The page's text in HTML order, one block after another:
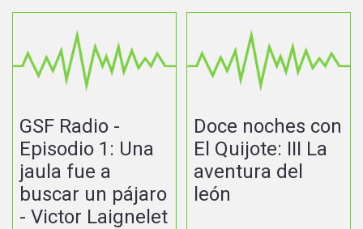
GSF Radio -
Episodio 1: Una
jaula fue a
buscar un pájaro
- Victor Laignelet
Doce noches con
El Quijote: III La
aventura del
león